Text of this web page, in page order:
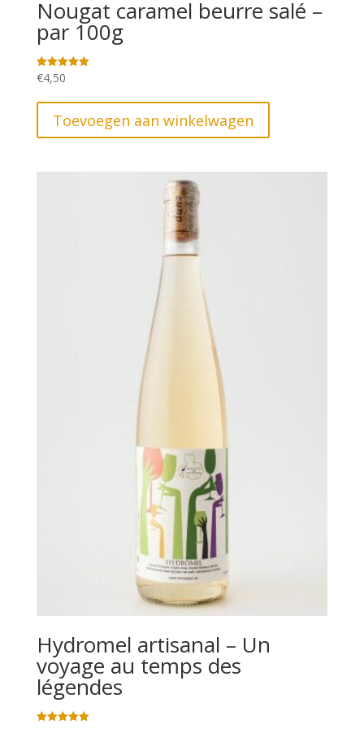
Nougat caramel beurre salé –
par 100g
Gewaardeerd
5.00
€4,50
Toevoegen aan winkelwagen
Hydromel artisanal – Un
voyage au temps des
légendes